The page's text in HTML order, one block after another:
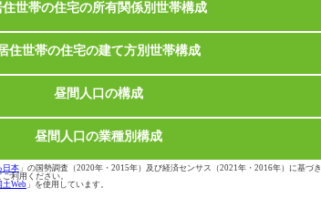
住世帯の住宅の所有関係別世帯構成
住世帯の住宅の建て方別世帯構成
昼間人口の構成
昼間人口の業種別構成
日本 」の国勢調査（2020年・2015年）及び経済センサス（2021年・2016年）に基づき
利用ください。
土Web 」を使用しています。